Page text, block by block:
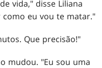
vida," disse Liliana
como eu vou te matar."
Que precisão!"
mudou. "Eu sou uma